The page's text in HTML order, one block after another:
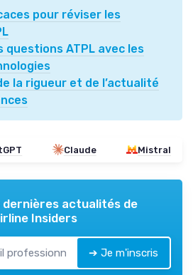
pour réviser les
questions ATPL avec les
la rigueur et de l’actualité
Claude Mistral
dernières actualités de
Insiders
➔ Je m'inscris